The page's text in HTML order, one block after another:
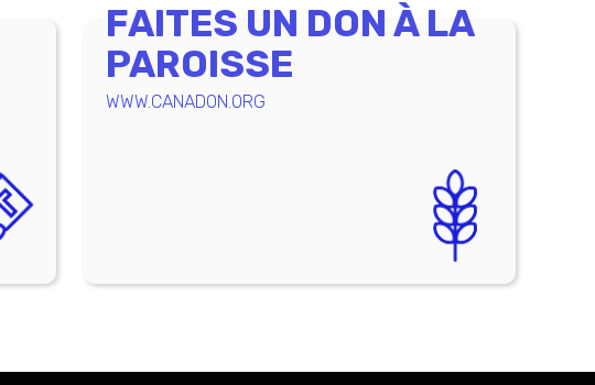
FAITES UN DON À LA
PAROISSE
WWW.CANADON.ORG